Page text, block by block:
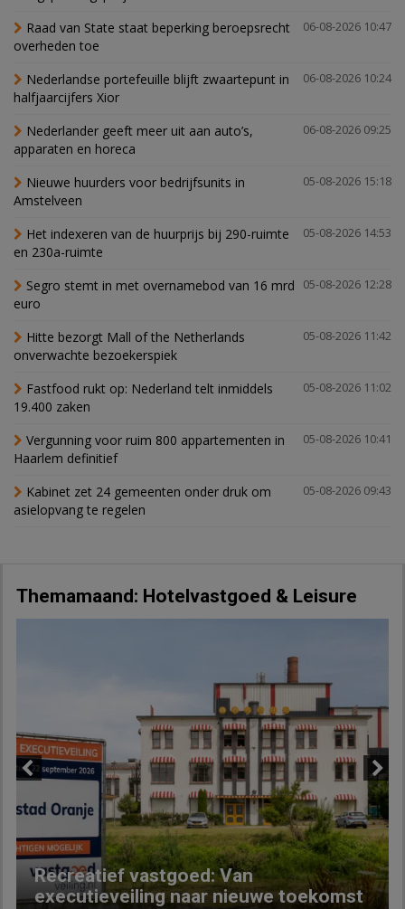
06-08-2026 10:47
Raad van State staat beperking beroepsrecht
overheden toe
06-08-2026 10:24
Nederlandse portefeuille blijft zwaartepunt in
halfjaarcijfers Xior
06-08-2026 09:25
Nederlander geeft meer uit aan auto’s,
apparaten en horeca
05-08-2026 15:18
Nieuwe huurders voor bedrijfsunits in
Amstelveen
05-08-2026 14:53
Het indexeren van de huurprijs bij 290-ruimte
en 230a-ruimte
05-08-2026 12:28
Segro stemt in met overnamebod van 16 mrd
euro
05-08-2026 11:42
Hitte bezorgt Mall of the Netherlands
onverwachte bezoekerspiek
05-08-2026 11:02
Fastfood rukt op: Nederland telt inmiddels
19.400 zaken
05-08-2026 10:41
Vergunning voor ruim 800 appartementen in
Haarlem definitief
05-08-2026 09:43
Kabinet zet 24 gemeenten onder druk om
asielopvang te regelen
Themamaand: Hotelvastgoed & Leisure
Recreatief vastgoed: Van
executieveiling naar nieuwe toekomst
Next